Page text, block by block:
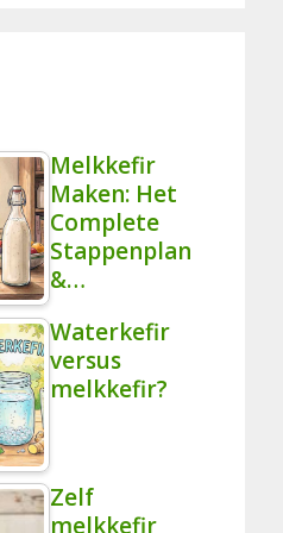
Melkkefir
Maken: Het
Complete
Stappenplan
&…
Waterkefir
versus
melkkefir?
Zelf
melkkefir